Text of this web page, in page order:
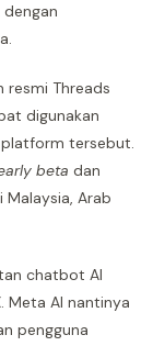
resmi Threads
digunakan
tersebut.
beta dan
Arab
chatbot AI
Meta AI nantinya
pengguna